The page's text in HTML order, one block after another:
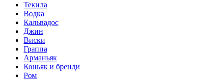
Текила
Водка
Кальвадос
Джин
Виски
Граппа
Арманьяк
Коньяк и бренди
Ром